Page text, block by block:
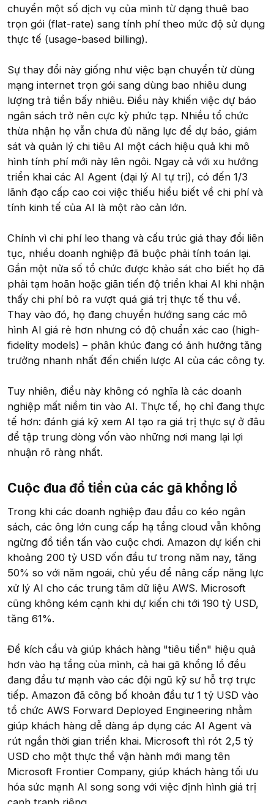
chuyển một số dịch vụ của mình từ dạng thuê bao
trọn gói (flat-rate) sang tính phí theo mức độ sử dụng
thực tế (usage-based billing).
Sự thay đổi này giống như việc bạn chuyển từ dùng
mạng internet trọn gói sang dùng bao nhiêu dung
lượng trả tiền bấy nhiêu. Điều này khiến việc dự báo
ngân sách trở nên cực kỳ phức tạp. Nhiều tổ chức
thừa nhận họ vẫn chưa đủ năng lực để dự báo, giám
sát và quản lý chi tiêu AI một cách hiệu quả khi mô
hình tính phí mới này lên ngôi. Ngay cả với xu hướng
triển khai các AI Agent (đại lý AI tự trị), có đến 1/3
lãnh đạo cấp cao coi việc thiếu hiểu biết về chi phí và
tính kinh tế của AI là một rào cản lớn.
Chính vì chi phí leo thang và cấu trúc giá thay đổi liên
tục, nhiều doanh nghiệp đã buộc phải tính toán lại.
Gần một nửa số tổ chức được khảo sát cho biết họ đã
phải tạm hoãn hoặc giãn tiến độ triển khai AI khi nhận
thấy chi phí bỏ ra vượt quá giá trị thực tế thu về.
Thay vào đó, họ đang chuyển hướng sang các mô
hình AI giá rẻ hơn nhưng có độ chuẩn xác cao (high-
fidelity models) – phân khúc đang có ảnh hưởng tăng
trưởng nhanh nhất đến chiến lược AI của các công ty.
Tuy nhiên, điều này không có nghĩa là các doanh
nghiệp mất niềm tin vào AI. Thực tế, họ chỉ đang thực
tế hơn: đánh giá kỹ xem AI tạo ra giá trị thực sự ở đâu
để tập trung dòng vốn vào những nơi mang lại lợi
nhuận rõ ràng nhất.
Cuộc đua đổ tiền của các gã khổng lồ​
Trong khi các doanh nghiệp đau đầu co kéo ngân
sách, các ông lớn cung cấp hạ tầng cloud vẫn không
ngừng đổ tiền tấn vào cuộc chơi. Amazon dự kiến chi
khoảng 200 tỷ USD vốn đầu tư trong năm nay, tăng
50% so với năm ngoái, chủ yếu để nâng cấp năng lực
xử lý AI cho các trung tâm dữ liệu AWS. Microsoft
cũng không kém cạnh khi dự kiến chi tới 190 tỷ USD,
tăng 61%.
Để kích cầu và giúp khách hàng "tiêu tiền" hiệu quả
hơn vào hạ tầng của mình, cả hai gã khổng lồ đều
đang đầu tư mạnh vào các đội ngũ kỹ sư hỗ trợ trực
tiếp. Amazon đã công bố khoản đầu tư 1 tỷ USD vào
tổ chức AWS Forward Deployed Engineering nhằm
giúp khách hàng dễ dàng áp dụng các AI Agent và
rút ngắn thời gian triển khai. Microsoft thì rót 2,5 tỷ
USD cho một thực thể vận hành mới mang tên
Microsoft Frontier Company, giúp khách hàng tối ưu
hóa sức mạnh AI song song với việc định hình giá trị